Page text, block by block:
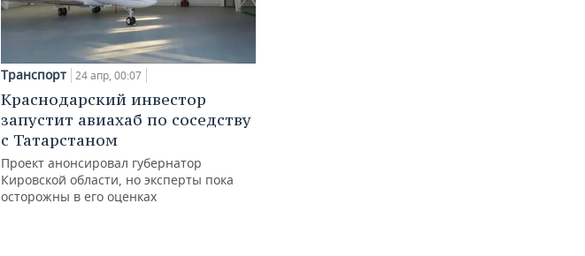
Транспорт 24 апр, 00:07
Краснодарский инвестор
запустит авиахаб по соседству
с Татарстаном
Проект анонсировал губернатор
Кировской области, но эксперты пока
осторожны в его оценках